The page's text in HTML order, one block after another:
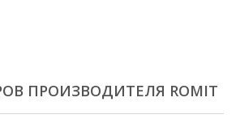
ПРОИЗВОДИТЕЛЯ ROMIT